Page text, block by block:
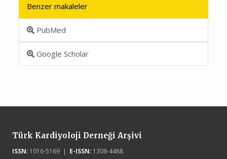
Benzer makaleler
PubMed
Google Scholar
Türk Kardiyoloji Derneği Arşivi
ISSN:1016-5169 | E-ISSN:1308-4488